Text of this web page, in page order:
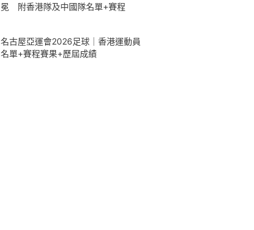
冕 附香港隊及中國隊名單+賽程
名古屋亞運會2026足球｜香港運動員
名單+賽程賽果+歷屆成績